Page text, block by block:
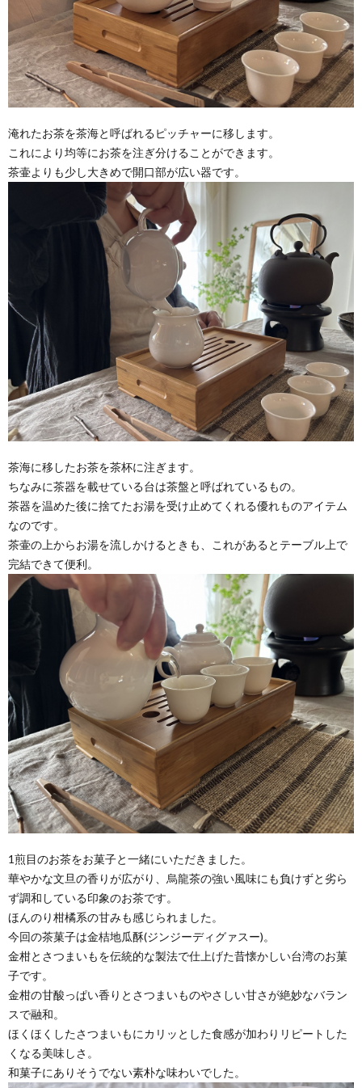
淹れたお茶を茶海と呼ばれるピッチャーに移します。
これにより均等にお茶を注ぎ分けることができます。
茶壷よりも少し大きめで開口部が広い器です。
茶海に移したお茶を茶杯に注ぎます。
ちなみに茶器を載せている台は茶盤と呼ばれているもの。
茶器を温めた後に捨てたお湯を受け止めてくれる優れものアイテム
なのです。
茶壷の上からお湯を流しかけるときも、これがあるとテーブル上で
完結できて便利。
1煎目のお茶をお菓子と一緒にいただきました。
華やかな文旦の香りが広がり、烏龍茶の強い風味にも負けずと劣ら
ず調和している印象のお茶です。
ほんのり柑橘系の甘みも感じられました。
今回の茶菓子は金桔地瓜酥(ジンジーディグァスー)。
金柑とさつまいもを伝統的な製法で仕上げた昔懐かしい台湾のお菓
子です。
金柑の甘酸っぱい香りとさつまいものやさしい甘さが絶妙なバラン
スで融和。
ほくほくしたさつまいもにカリッとした食感が加わりリピートした
くなる美味しさ。
和菓子にありそうでない素朴な味わいでした。